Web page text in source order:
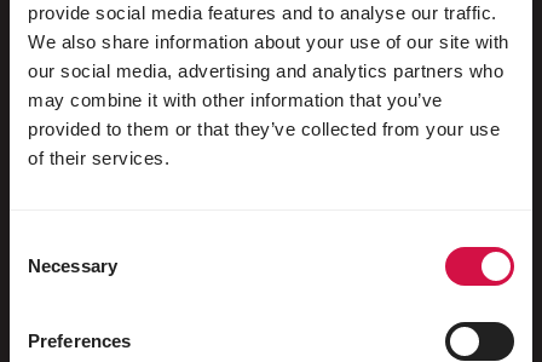
provide social media features and to analyse our traffic.
We also share information about your use of our site with
our social media, advertising and analytics partners who
may combine it with other information that you’ve
provided to them or that they’ve collected from your use
of their services.
Selection
Necessary
Preferences
Dla Twojego zwierzaka
Ptaki dzikie
Ptaki klatkowe i wolierowe